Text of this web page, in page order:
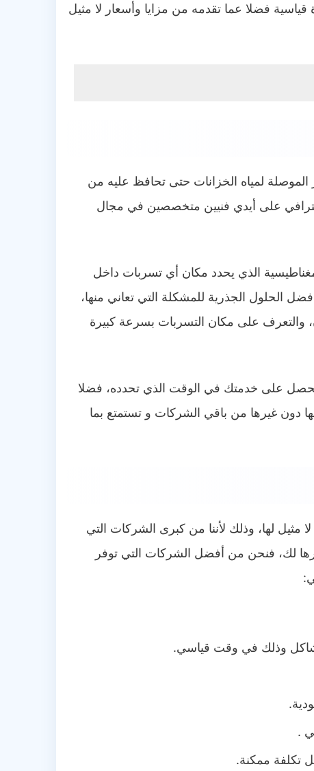
فضلا عما تقدمه من مزايا وأسعار لا مثيل
لمياه الخزانات حتى تحافظ عليه من
على أيدي فنيين متخصصين في مجال
الذي يحدد مكان أي تسربات داخل
الحلول الجذرية للمشكلة التي تعاني منها،
والتعرف على مكان التسربات بسرعة كبيرة
على خدمتك في الوقت الذي تحدده، فضلا
دون غيرها من باقي الشركات و تستمتع بما
لها، وذلك لأننا من كبرى الشركات التي
لك، فنحن من أفضل الشركات التي توفر
وذلك في وقت قياسي.
.
تكلفة ممكنة.